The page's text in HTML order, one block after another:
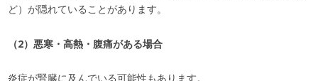
ど）が隠れていることがあります。
（2）悪寒・高熱・腹痛がある場合
炎症が腎臓に及んでいる可能性もあります。